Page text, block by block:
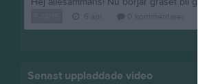
Senast uppladdade video